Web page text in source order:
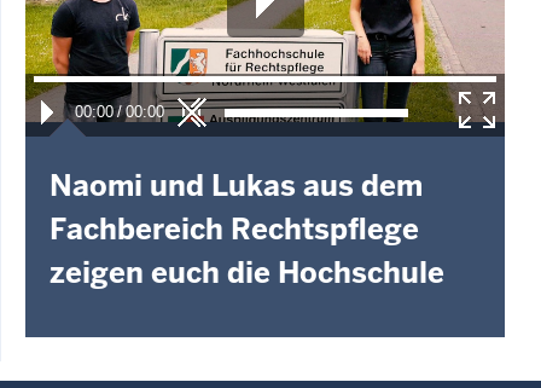
00:00 / 00:00
Naomi und Lukas aus dem
Fachbereich Rechtspflege
zeigen euch die Hochschule